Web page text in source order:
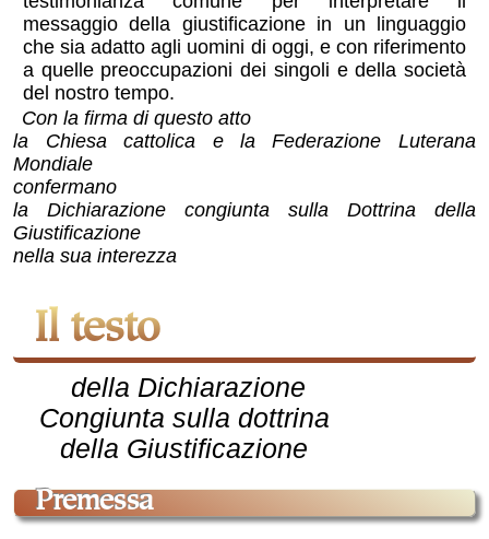
messaggio della giustificazione in un linguaggio
che sia adatto agli uomini di oggi, e con riferimento
a quelle preoccupazioni dei singoli e della società
del nostro tempo.
Con la firma di questo atto
la Chiesa cattolica e la Federazione Luterana
Mondiale
confermano
la Dichiarazione congiunta sulla Dottrina della
Giustificazione
nella sua interezza
Il testo
della Dichiarazione
Congiunta sulla dottrina
della Giustificazione
Premessa